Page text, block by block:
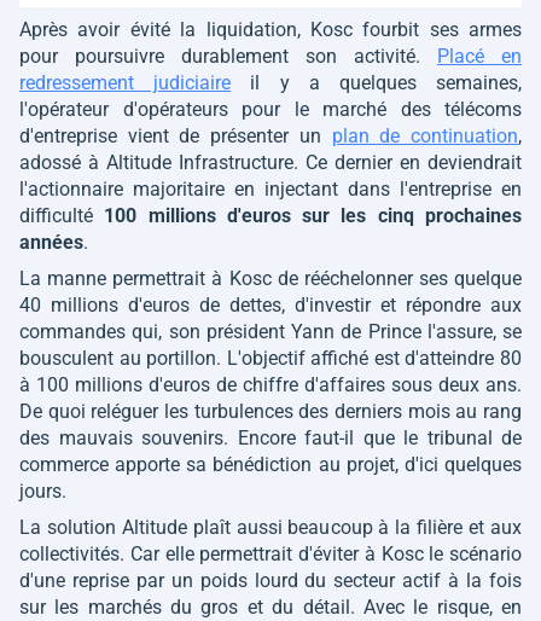
Après avoir évité la liquidation, Kosc fourbit ses armes
pour poursuivre durablement son activité. Placé en
redressement judiciaire il y a quelques semaines,
l'opérateur d'opérateurs pour le marché des télécoms
d'entreprise vient de présenter un plan de continuation,
adossé à Altitude Infrastructure. Ce dernier en deviendrait
l'actionnaire majoritaire en injectant dans l'entreprise en
difficulté 100 millions d'euros sur les cinq prochaines
années.
La manne permettrait à Kosc de rééchelonner ses quelque
40 millions d'euros de dettes, d'investir et répondre aux
commandes qui, son président Yann de Prince l'assure, se
bousculent au portillon. L'objectif affiché est d'atteindre 80
à 100 millions d'euros de chiffre d'affaires sous deux ans.
De quoi reléguer les turbulences des derniers mois au rang
des mauvais souvenirs. Encore faut-il que le tribunal de
commerce apporte sa bénédiction au projet, d'ici quelques
jours.
La solution Altitude plaît aussi beaucoup à la filière et aux
collectivités. Car elle permettrait d'éviter à Kosc le scénario
d'une reprise par un poids lourd du secteur actif à la fois
sur les marchés du gros et du détail. Avec le risque, en